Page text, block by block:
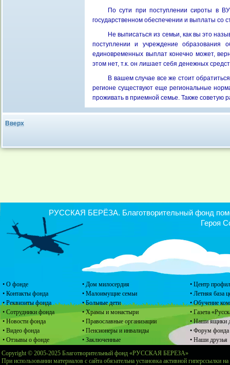
По сути при поступлении сироты в
государственном обеспечении и выплаты со
Не выписаться из семьи, как вы это
поступлении и учреждение образования
единовременных выплат конечно может,
этом нет, т.к. он лишает себя денежных
В вашем случае все же стоит
регионе существуют еще региональные
проживать в приемной семье. Также советую
Вверх
• О фонде
• Контакты фонда
• Реквизиты фонда
• Сотрудники фонда
• Новости фонда
• Видео фонда
• Отзывы о фонде
• Дом милосердия
• Малоимущие семьи
• Больные дети
• Храмы и монастыри
• Православные организации
• Пенсионеры и инвалиды
• Заключенные
• Центр
• Летняя база
• Обучение
• Газета
• Наши ящики
• Форум фонда
• Наши друзья
РУССКАЯ БЕРЁЗА. Благотворительный фонд
Героя
Copyright © 2005-2025 Благотворительный фонд «РУССКАЯ БЕРЕЗА»
При использовании материалов с сайта обязательна установка активной гиперссылки